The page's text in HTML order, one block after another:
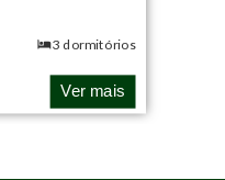
3 dormitórios
Ver mais